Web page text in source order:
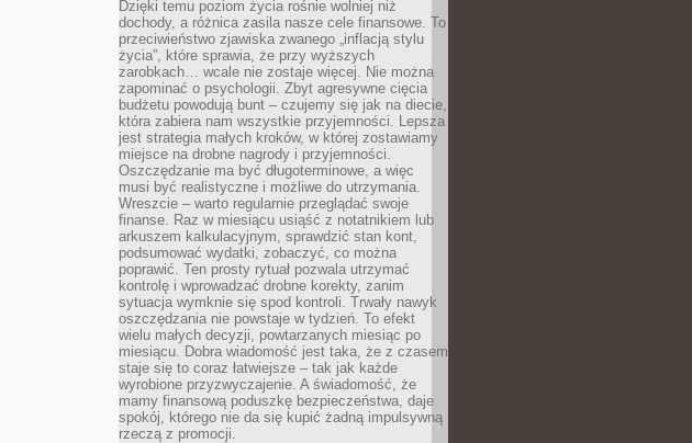
Dzięki temu poziom życia rośnie wolniej niż
dochody, a różnica zasila nasze cele finansowe. To
przeciwieństwo zjawiska zwanego „inflacją stylu
życia”, które sprawia, że przy wyższych
zarobkach… wcale nie zostaje więcej. Nie można
zapominać o psychologii. Zbyt agresywne cięcia
budżetu powodują bunt – czujemy się jak na diecie,
która zabiera nam wszystkie przyjemności. Lepsza
jest strategia małych kroków, w której zostawiamy
miejsce na drobne nagrody i przyjemności.
Oszczędzanie ma być długoterminowe, a więc
musi być realistyczne i możliwe do utrzymania.
Wreszcie – warto regularnie przeglądać swoje
finanse. Raz w miesiącu usiąść z notatnikiem lub
arkuszem kalkulacyjnym, sprawdzić stan kont,
podsumować wydatki, zobaczyć, co można
poprawić. Ten prosty rytuał pozwala utrzymać
kontrolę i wprowadzać drobne korekty, zanim
sytuacja wymknie się spod kontroli. Trwały nawyk
oszczędzania nie powstaje w tydzień. To efekt
wielu małych decyzji, powtarzanych miesiąc po
miesiącu. Dobra wiadomość jest taka, że z czasem
staje się to coraz łatwiejsze – tak jak każde
wyrobione przyzwyczajenie. A świadomość, że
mamy finansową poduszkę bezpieczeństwa, daje
spokój, którego nie da się kupić żadną impulsywną
rzeczą z promocji.